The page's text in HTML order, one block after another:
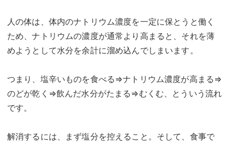
人の体は、体内のナトリウム濃度を一定に保とうと働く
ため、ナトリウムの濃度が通常より高まると、それを薄
めようとして水分を余計に溜め込んでしまいます。
つまり、塩辛いものを食べる⇒ナトリウム濃度が高まる⇒
のどが乾く⇒飲んだ水分がたまる⇒むくむ、とういう流れ
です。
解消するには、まず塩分を控えること。そして、食事で